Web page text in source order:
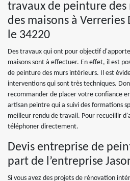
travaux de peinture
des maisons à Verreries
le 34220
Des travaux qui ont pour objectif
maisons sont à effectuer. En effet, il est
de peinture des murs intérieurs. Il est
interventions qui sont très techniques.
recommander de placer votre confiance
artisan peintre qui a suivi des formations
meilleur rendu de travail. Pour recueillir
téléphoner directement.
Devis entreprise de
part de l’entreprise
Si vous avez des projets de rénovation